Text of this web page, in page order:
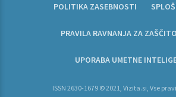
POLITIKA ZASEBNOSTI
PRAVILA RAVNANJA ZA
UPORABA UMETNE
ISSN 2630-1679 © 2021, Vizita.si, Vse